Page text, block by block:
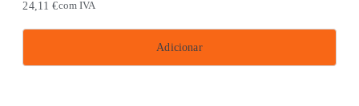
24,11€com IVA
Adicionar